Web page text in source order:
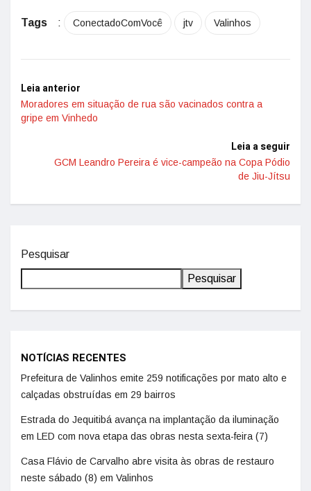
Tags : ConectadoComVocê jtv Valinhos
Leia anterior
Moradores em situação de rua são vacinados contra a
gripe em Vinhedo
Leia a seguir
GCM Leandro Pereira é vice-campeão na Copa Pódio
de Jiu-Jítsu
Pesquisar
Pesquisar
NOTÍCIAS RECENTES
Prefeitura de Valinhos emite 259 notificações por mato alto e
calçadas obstruídas em 29 bairros
Estrada do Jequitibá avança na implantação da iluminação
em LED com nova etapa das obras nesta sexta-feira (7)
Casa Flávio de Carvalho abre visita às obras de restauro
neste sábado (8) em Valinhos